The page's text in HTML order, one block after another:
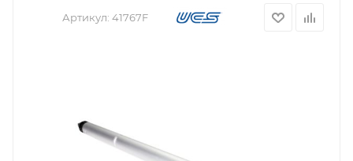
Артикул: 41767F